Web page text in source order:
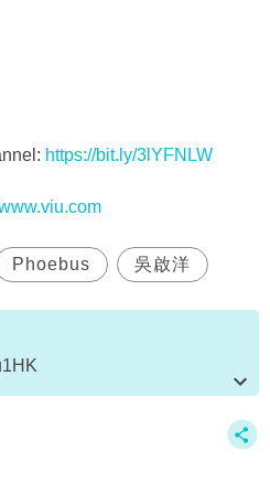
https://bit.ly/3lYFNLW
Phoebus 吳啟洋